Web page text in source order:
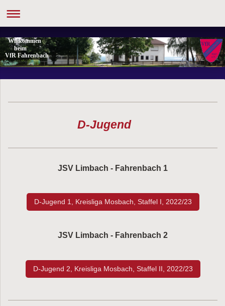
Willkommen
beim
VfR Fahrenbach
D-Jugend
JSV Limbach - Fahrenbach 1
D-Jugend 1, Kreisliga Mosbach, Staffel I, 2022/23
JSV Limbach - Fahrenbach 2
D-Jugend 2, Kreisliga Mosbach, Staffel II, 2022/23